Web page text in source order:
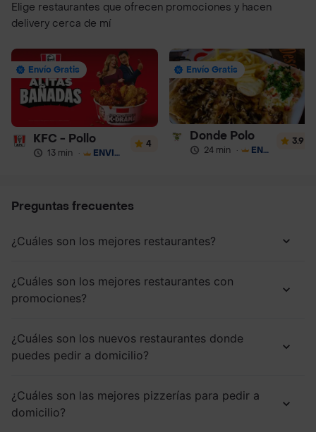
Elige restaurantes que ofrecen promociones y hacen
delivery cerca de mí
Envío Gratis
KFC - Pollo
13 min · ENVÍO GRATIS
4
Envío Gratis
Donde Polo
24 min · ENVÍO GRATIS
3.9
Preguntas frecuentes
¿Cuáles son los mejores restaurantes?
¿Cuáles son los mejores restaurantes con
promociones?
¿Cuáles son los nuevos restaurantes donde
puedes pedir a domicilio?
¿Cuáles son las mejores pizzerías para pedir a
domicilio?